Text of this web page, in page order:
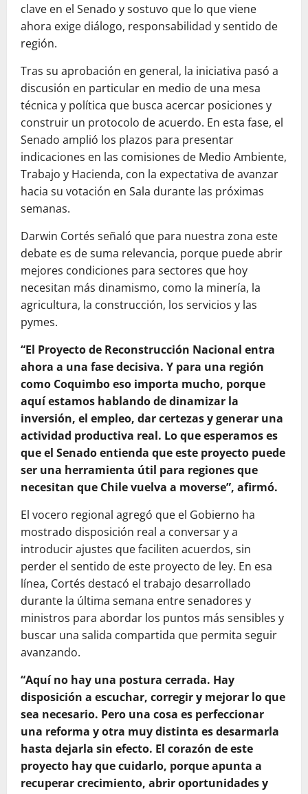
clave en el Senado y sostuvo que lo que viene
ahora exige diálogo, responsabilidad y sentido de
región.
Tras su aprobación en general, la iniciativa pasó a
discusión en particular en medio de una mesa
técnica y política que busca acercar posiciones y
construir un protocolo de acuerdo. En esta fase, el
Senado amplió los plazos para presentar
indicaciones en las comisiones de Medio Ambiente,
Trabajo y Hacienda, con la expectativa de avanzar
hacia su votación en Sala durante las próximas
semanas.
Darwin Cortés señaló que para nuestra zona este
debate es de suma relevancia, porque puede abrir
mejores condiciones para sectores que hoy
necesitan más dinamismo, como la minería, la
agricultura, la construcción, los servicios y las
pymes.
“El Proyecto de Reconstrucción Nacional entra
ahora a una fase decisiva. Y para una región
como Coquimbo eso importa mucho, porque
aquí estamos hablando de dinamizar la
inversión, el empleo, dar certezas y generar una
actividad productiva real. Lo que esperamos es
que el Senado entienda que este proyecto puede
ser una herramienta útil para regiones que
necesitan que Chile vuelva a moverse”, afirmó.
El vocero regional agregó que el Gobierno ha
mostrado disposición real a conversar y a
introducir ajustes que faciliten acuerdos, sin
perder el sentido de este proyecto de ley. En esa
línea, Cortés destacó el trabajo desarrollado
durante la última semana entre senadores y
ministros para abordar los puntos más sensibles y
buscar una salida compartida que permita seguir
avanzando.
“Aquí no hay una postura cerrada. Hay
disposición a escuchar, corregir y mejorar lo que
sea necesario. Pero una cosa es perfeccionar
una reforma y otra muy distinta es desarmarla
hasta dejarla sin efecto. El corazón de este
proyecto hay que cuidarlo, porque apunta a
recuperar crecimiento, abrir oportunidades y